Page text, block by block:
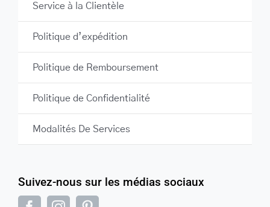
Suivez-nous sur les médias sociaux
Service à la Clientèle
Politique d’expédition
Politique de Remboursement
Politique de Confidentialité
Modalités De Services